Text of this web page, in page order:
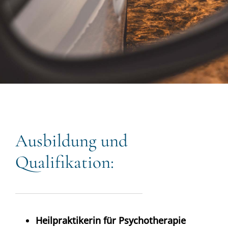
Ausbildung und
Qualifikation:
Heilpraktikerin für Psychotherapie